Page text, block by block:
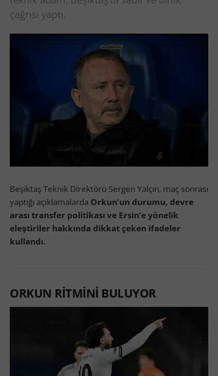
çağrısı yaptı.
Beşiktaş Teknik Direktörü Sergen Yalçın, maç sonrası
yaptığı açıklamalarda Orkun’un durumu, devre
arası transfer politikası ve Ersin’e yönelik
eleştiriler hakkında dikkat çeken ifadeler
kullandı.
ORKUN RİTMİNİ BULUYOR